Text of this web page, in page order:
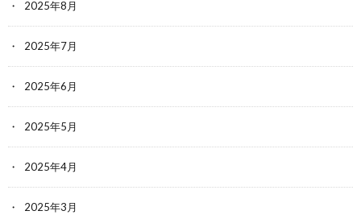
2025年8月
2025年7月
2025年6月
2025年5月
2025年4月
2025年3月